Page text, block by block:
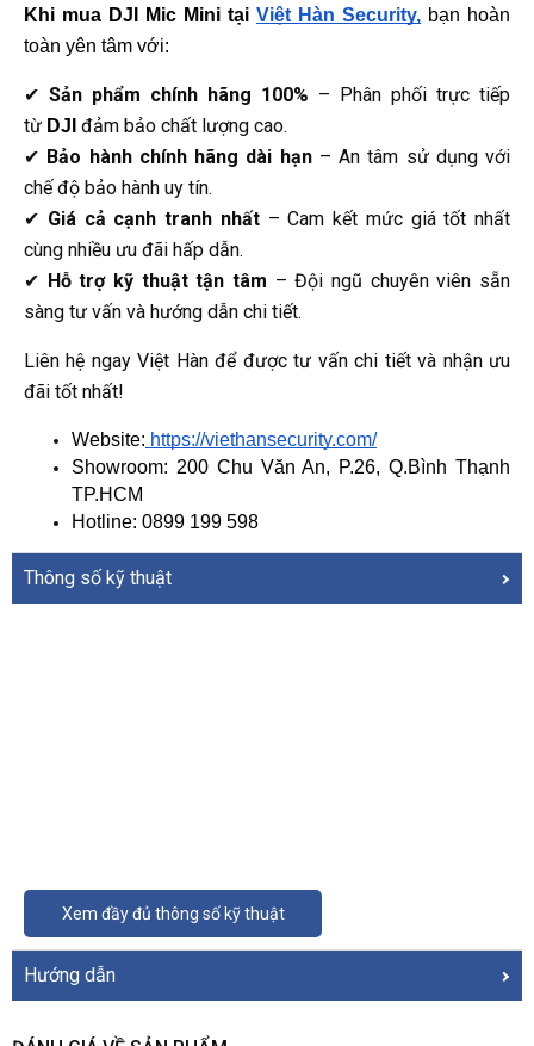
Khi mua DJI Mic Mini tại Việt Hàn Security, bạn hoàn
toàn yên tâm với:
✔ Sản phẩm chính hãng 100% – Phân phối trực tiếp
từ DJI đảm bảo chất lượng cao.
✔ Bảo hành chính hãng dài hạn– An tâm sử dụng với
chế độ bảo hành uy tín.
✔ Giá cả cạnh tranh nhất– Cam kết mức giá tốt nhất
cùng nhiều ưu đãi hấp dẫn.
✔ Hỗ trợ kỹ thuật tận tâm – Đội ngũ chuyên viên sẵn
sàng tư vấn và hướng dẫn chi tiết.
Liên hệ ngay Việt Hàn để được tư vấn chi tiết và nhận ưu
đãi tốt nhất!
Website: https://viethansecurity.com/
Showroom: 200 Chu Văn An, P.26, Q.Bình Thạnh
TP.HCM
Hotline: 0899 199 598
Thông số kỹ thuật
Xem đầy đủ thông số kỹ thuật
Hướng dẫn